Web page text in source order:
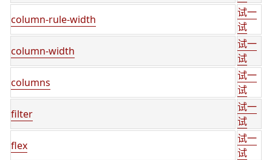
column-rule-width
试一
试
column-width
试一
试
columns
试一
试
filter
试一
试
flex
试一
试